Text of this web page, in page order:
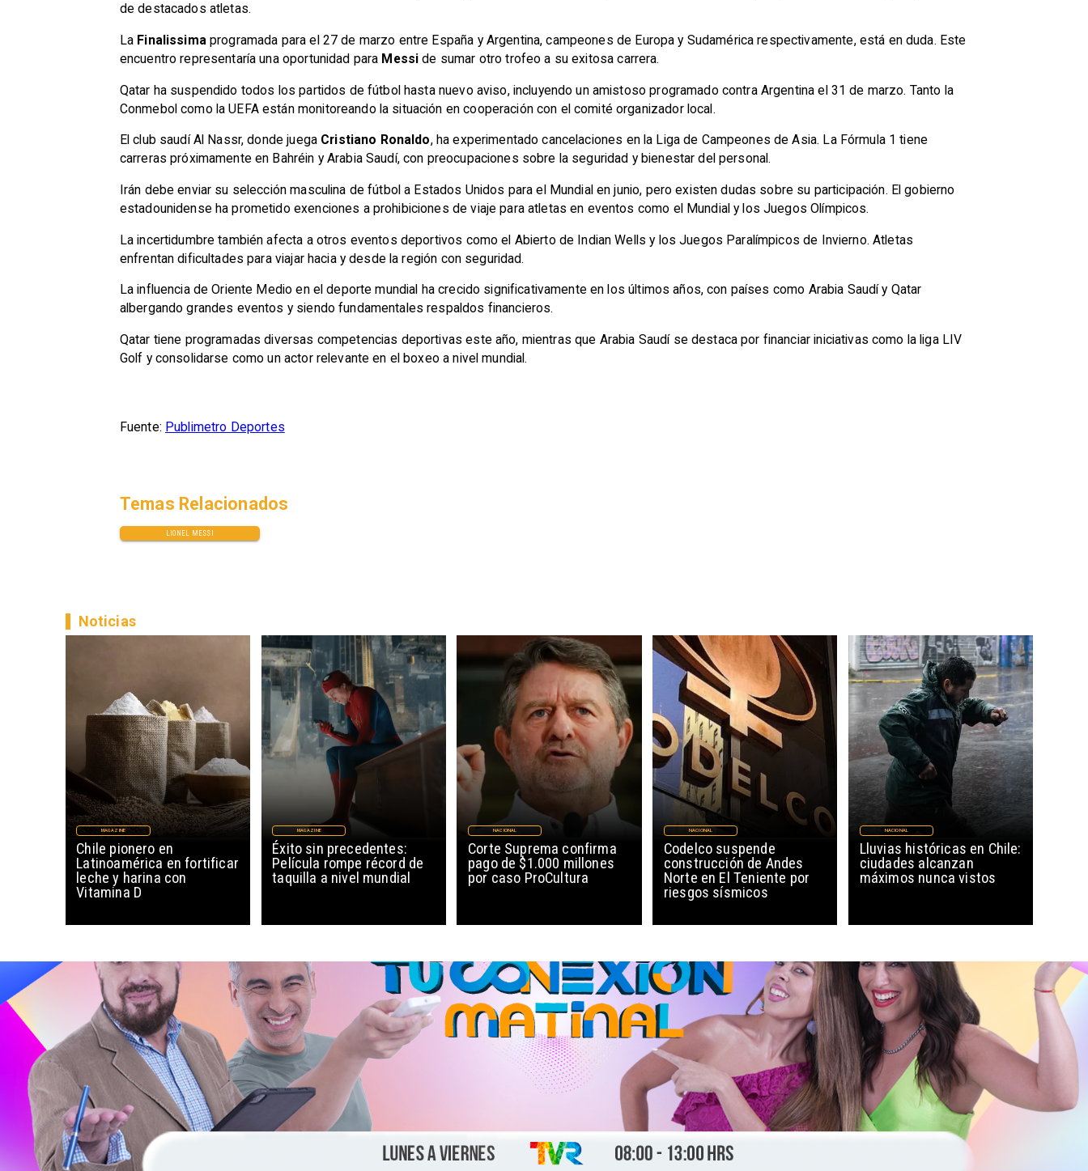
de destacados atletas.
La Finalissima programada para el 27 de marzo entre España y Argentina, campeones de Europa y Sudamérica respectivamente, está en duda. Este
encuentro representaría una oportunidad para Messi de sumar otro trofeo a su exitosa carrera.
Qatar ha suspendido todos los partidos de fútbol hasta nuevo aviso, incluyendo un amistoso programado contra Argentina el 31 de marzo. Tanto la
Conmebol como la UEFA están monitoreando la situación en cooperación con el comité organizador local.
El club saudí Al Nassr, donde juega Cristiano Ronaldo, ha experimentado cancelaciones en la Liga de Campeones de Asia. La Fórmula 1 tiene
carreras próximamente en Bahréin y Arabia Saudí, con preocupaciones sobre la seguridad y bienestar del personal.
Irán debe enviar su selección masculina de fútbol a Estados Unidos para el Mundial en junio, pero existen dudas sobre su participación. El gobierno
estadounidense ha prometido exenciones a prohibiciones de viaje para atletas en eventos como el Mundial y los Juegos Olímpicos.
La incertidumbre también afecta a otros eventos deportivos como el Abierto de Indian Wells y los Juegos Paralímpicos de Invierno. Atletas
enfrentan dificultades para viajar hacia y desde la región con seguridad.
La influencia de Oriente Medio en el deporte mundial ha crecido significativamente en los últimos años, con países como Arabia Saudí y Qatar
albergando grandes eventos y siendo fundamentales respaldos financieros.
Qatar tiene programadas diversas competencias deportivas este año, mientras que Arabia Saudí se destaca por financiar iniciativas como la liga LIV
Golf y consolidarse como un actor relevante en el boxeo a nivel mundial.
Fuente: Publimetro Deportes
LIONEL MESSI
Temas Relacionados
Chile pionero en
Latinoamérica en fortificar
leche y harina con
Vitamina D
MAGAZINE
Noticias
Éxito sin precedentes:
Película rompe récord de
taquilla a nivel mundial
MAGAZINE
Corte Suprema confirma
pago de $1.000 millones
por caso ProCultura
NACIONAL
Codelco suspende
construcción de Andes
Norte en El Teniente por
riesgos sísmicos
NACIONAL
Lluvias históricas en Chile:
ciudades alcanzan
máximos nunca vistos
NACIONAL